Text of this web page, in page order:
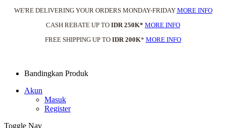
WE'RE DELIVERING YOUR ORDERS MONDAY-FRIDAY MORE INFO
CASH REBATE UP TO IDR 250K* MORE INFO
FREE SHIPPING UP TO IDR 200K* MORE INFO
Bandingkan Produk
Akun
Masuk
Register
Toggle Nav